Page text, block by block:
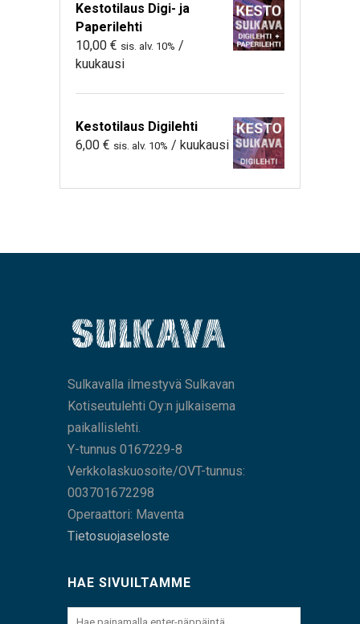
Kestotilaus Digi- ja
Paperilehti
10,00 € sis. alv. 10% /
kuukausi
Kestotilaus Digilehti
6,00 € sis. alv. 10% / kuukausi
Sulkavalla ilmestyvä Sulkavan
Kotiseutulehti Oy:n julkaisema
paikallislehti.
Y-tunnus 0167229-8
Verkkolaskuosoite/OVT-tunnus:
003701672298
Operaattori: Maventa
Tietosuojaseloste
HAE SIVUILTAMME